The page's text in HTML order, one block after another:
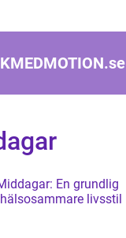
se
En grundlig
livsstil